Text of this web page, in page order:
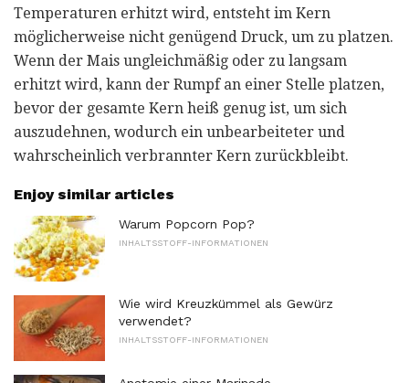
Temperaturen erhitzt wird, entsteht im Kern
möglicherweise nicht genügend Druck, um zu platzen.
Wenn der Mais ungleichmäßig oder zu langsam
erhitzt wird, kann der Rumpf an einer Stelle platzen,
bevor der gesamte Kern heiß genug ist, um sich
auszudehnen, wodurch ein unbearbeiteter und
wahrscheinlich verbrannter Kern zurückbleibt.
Enjoy similar articles
Warum Popcorn Pop?
INHALTSSTOFF-INFORMATIONEN
Wie wird Kreuzkümmel als Gewürz
verwendet?
INHALTSSTOFF-INFORMATIONEN